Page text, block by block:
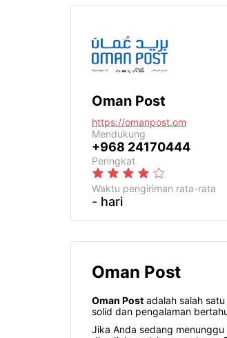
Oman Post
https://omanpost.om
Mendukung
+968 24170444
Peringkat
Waktu pengiriman rata-rata
- hari
Oman Post
Oman Post adalah salah
solid dan pengalaman
Jika Anda sedang